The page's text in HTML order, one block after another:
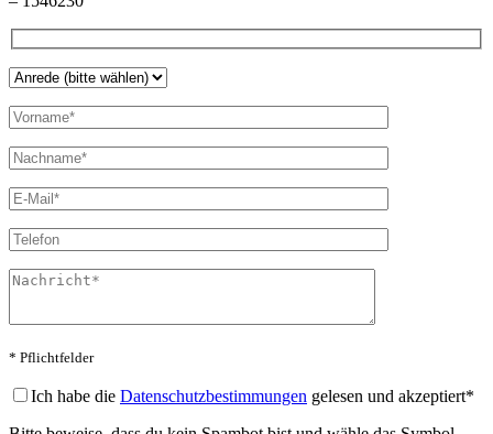
* Pflichtfelder
Bitte lasse dieses Feld leer.
Ich habe die Datenschutzbestimmungen gelesen und akzeptiert*